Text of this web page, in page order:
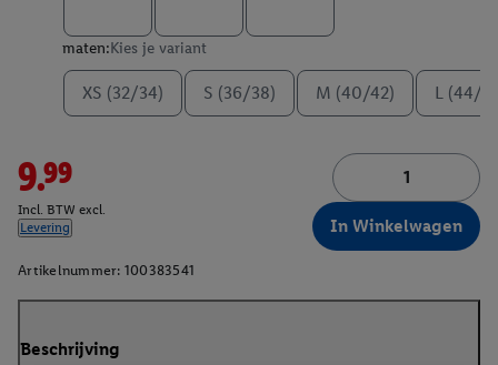
maten:Kies je variant
XS (32/34) S (36/38) M (40/42) L (44/
9.99
Incl. BTW excl.
Levering
In Winkelwagen
Artikelnummer: 100383541
Beschrijving